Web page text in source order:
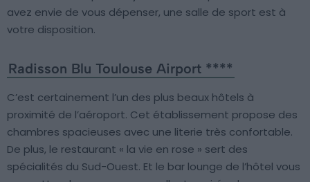
avez envie de vous dépenser, une salle de sport est à
votre disposition.
Radisson Blu Toulouse Airport ****
C’est certainement l’un des plus beaux hôtels à
proximité de l’aéroport. Cet établissement propose des
chambres spacieuses avec une literie très confortable.
De plus, le restaurant « la vie en rose » sert des
spécialités du Sud-Ouest. Et le bar lounge de l’hôtel vous